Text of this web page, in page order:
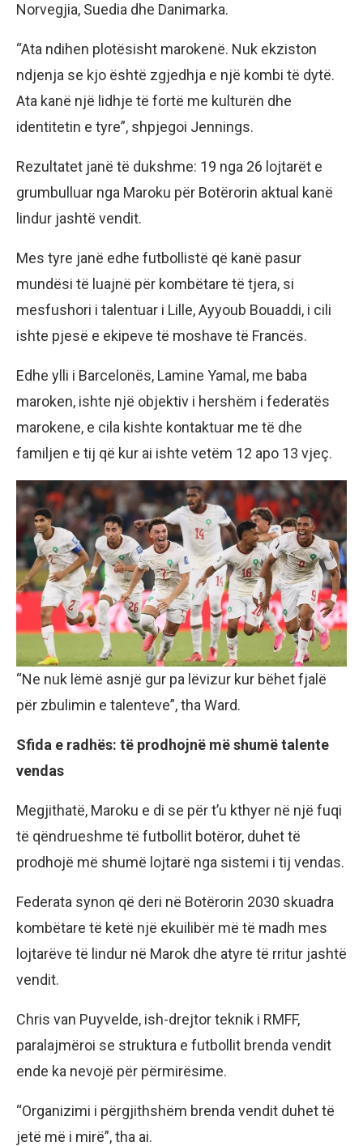
Norvegjia, Suedia dhe Danimarka.
“Ata ndihen plotësisht marokenë. Nuk ekziston
ndjenja se kjo është zgjedhja e një kombi të dytë.
Ata kanë një lidhje të fortë me kulturën dhe
identitetin e tyre”, shpjegoi Jennings.
Rezultatet janë të dukshme: 19 nga 26 lojtarët e
grumbulluar nga Maroku për Botërorin aktual kanë
lindur jashtë vendit.
Mes tyre janë edhe futbollistë që kanë pasur
mundësi të luajnë për kombëtare të tjera, si
mesfushori i talentuar i Lille, Ayyoub Bouaddi, i cili
ishte pjesë e ekipeve të moshave të Francës.
Edhe ylli i Barcelonës, Lamine Yamal, me baba
maroken, ishte një objektiv i hershëm i federatës
marokene, e cila kishte kontaktuar me të dhe
familjen e tij që kur ai ishte vetëm 12 apo 13 vjeç.
“Ne nuk lëmë asnjë gur pa lëvizur kur bëhet fjalë
për zbulimin e talenteve”, tha Ward.
Sfida e radhës: të prodhojnë më shumë talente
vendas
Megjithatë, Maroku e di se për t’u kthyer në një fuqi
të qëndrueshme të futbollit botëror, duhet të
prodhojë më shumë lojtarë nga sistemi i tij vendas.
Federata synon që deri në Botërorin 2030 skuadra
kombëtare të ketë një ekuilibër më të madh mes
lojtarëve të lindur në Marok dhe atyre të rritur jashtë
vendit.
Chris van Puyvelde, ish-drejtor teknik i RMFF,
paralajmëroi se struktura e futbollit brenda vendit
ende ka nevojë për përmirësime.
“Organizimi i përgjithshëm brenda vendit duhet të
jetë më i mirë”, tha ai.